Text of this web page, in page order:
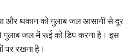
और थकान को गुलाब जल आसानी से दूर
जल में रूई को डिप करना है। इस
रखना है।